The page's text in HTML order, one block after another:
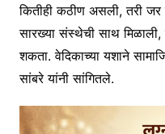
कितीही कठीण असली, तरी जर
सारख्या संस्थेची साथ मिळाली,
शकता. वेदिकाच्या यशाने
सांबरे यांनी सांगितले.